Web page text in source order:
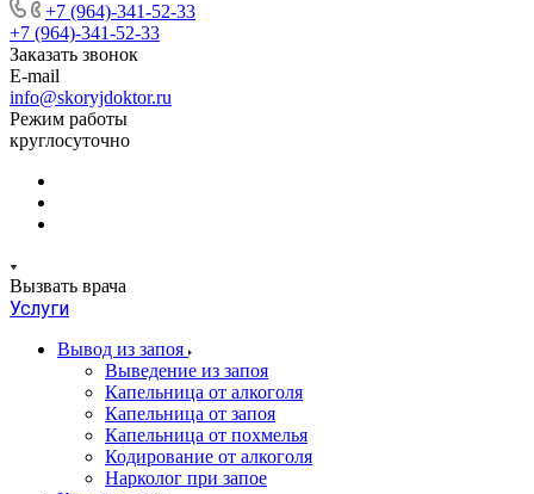
+7 (964)-341-52-33
+7 (964)-341-52-33
Заказать звонок
E-mail
info@skoryjdoktor.ru
Режим работы
круглосуточно
Вызвать врача
Услуги
Вывод из запоя
Выведение из запоя
Капельница от алкоголя
Капельница от запоя
Капельница от похмелья
Кодирование от алкоголя
Нарколог при запое